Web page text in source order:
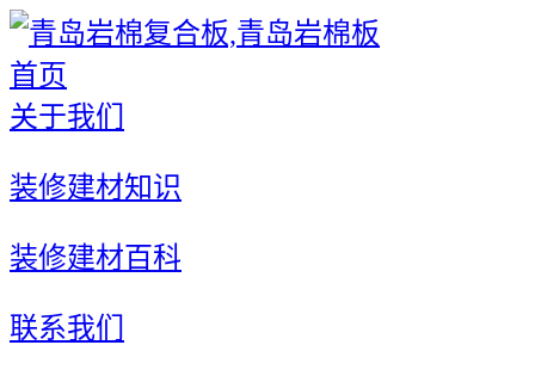
首页
关于我们
装修建材知识
装修建材百科
联系我们